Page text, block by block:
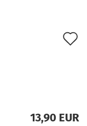
13,90 EUR